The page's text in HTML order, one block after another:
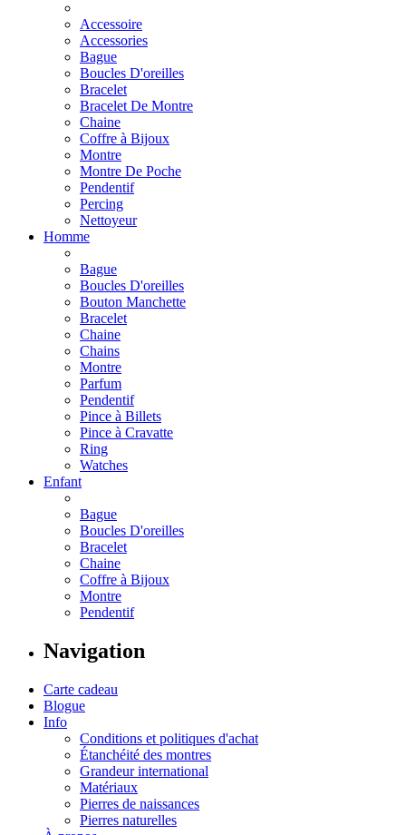
Accessoire
Accessories
Bague
Boucles D'oreilles
Bracelet
Bracelet De Montre
Chaine
Coffre à Bijoux
Montre
Montre De Poche
Pendentif
Percing
Nettoyeur
Homme
Bague
Boucles D'oreilles
Bouton Manchette
Bracelet
Chaine
Chains
Montre
Parfum
Pendentif
Pince à Billets
Pince à Cravatte
Ring
Watches
Enfant
Bague
Boucles D'oreilles
Bracelet
Chaine
Coffre à Bijoux
Montre
Pendentif
Navigation
Carte cadeau
Blogue
Info
Conditions et politiques d'achat
Étanchéité des montres
Grandeur international
Matériaux
Pierres de naissances
Pierres naturelles